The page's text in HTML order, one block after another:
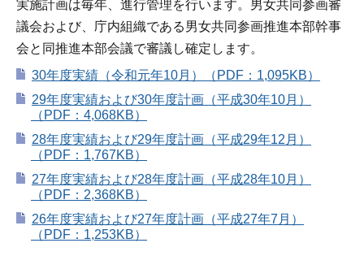
実施計画は毎年、進行管理を行います。男女共同参画審
議会および、庁内組織である男女共同参画推進本部幹事
会と同推進本部会議で審議し確定します。
30年度実績（令和元年10月）（PDF：1,095KB）
29年度実績および30年度計画（平成30年10月）
（PDF：4,068KB）
28年度実績および29年度計画（平成29年12月）
（PDF：1,767KB）
27年度実績および28年度計画（平成28年10月）
（PDF：2,368KB）
26年度実績および27年度計画（平成27年7月）
（PDF：1,253KB）